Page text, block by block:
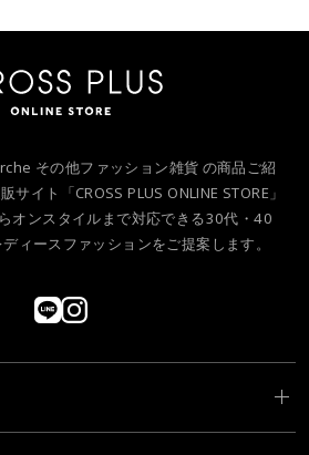
その他ファッション雑貨 の商品ご紹
イト「CROSS PLUS ONLINE STORE」
オンスタイルまで対応できる30代・40
ィースファッションをご提案します。